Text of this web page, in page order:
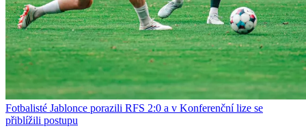
Fotbalisté Jablonce porazili RFS 2:0 a v Konferenční lize se
přiblížili postupu